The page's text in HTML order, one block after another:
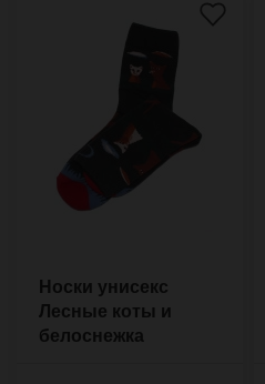
Носки унисекс
Лесные коты и
белоснежка